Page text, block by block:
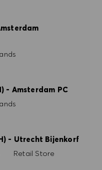
DE COOKIES
TOUT
- Amsterdam PC
- Utrecht Bijenkorf
Catégorie
Retail Store